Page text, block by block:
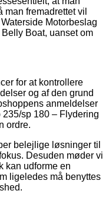
fremadrettet vil
Motorbeslag
Boat, uanset om
for at kontrollere
og af den grund
anmeldelser
sp 180 – Flydering
ordre.
belejlige løsninger til
Desuden møder vi
kan udforme en
ligeledes må benyttes